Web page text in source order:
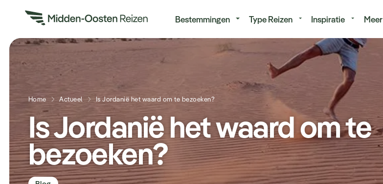
Bestemmingen Type Reizen Inspiratie Meer
Home Actueel Is Jordanië het waard om te bezoeken?
Is Jordanië het waard om te
bezoeken?